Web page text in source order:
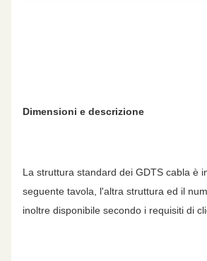
Dimensioni e descrizione
La struttura standard dei GDTS cabla è
seguente tavola, l'altra struttura ed il
inoltre disponibile secondo i requisiti di